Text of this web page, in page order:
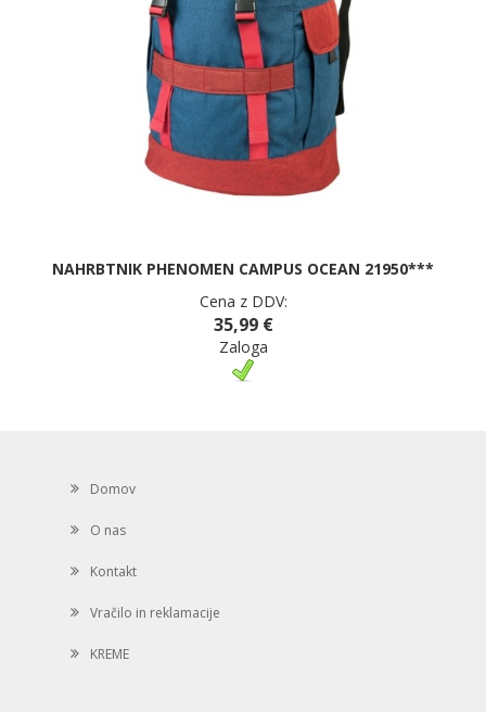
NAHRBTNIK PHENOMEN CAMPUS OCEAN 21950***
Cena z DDV:
35,99 €
Zaloga
Domov
O nas
Kontakt
Vračilo in reklamacije
KREME